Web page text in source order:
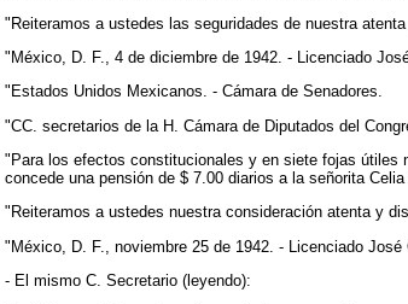
"Reiteramos a ustedes las seguridades de nuestra
"México, D. F., 4 de diciembre de 1942. - Licenciado
"Estados Unidos Mexicanos. - Cámara de Senadores.
"CC. secretarios de la H. Cámara de Diputados del
"Para los efectos constitucionales y en siete fojas útiles
concede una pensión de $ 7.00 diarios a la señorita Celia
"Reiteramos a ustedes nuestra consideración atenta y
"México, D. F., noviembre 25 de 1942. - Licenciado
- El mismo C. Secretario (leyendo):